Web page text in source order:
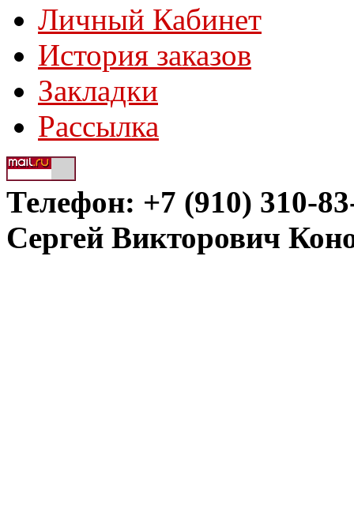
Личный Кабинет
История заказов
Закладки
Рассылка
Телефон: +7 (910) 310-
Сергей Викторович